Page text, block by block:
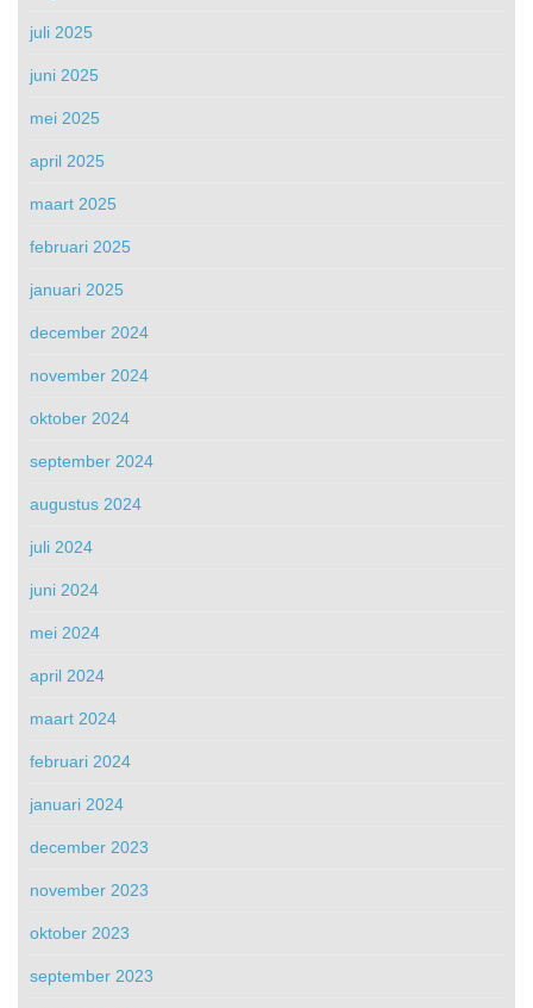
juli 2025
juni 2025
mei 2025
april 2025
maart 2025
februari 2025
januari 2025
december 2024
november 2024
oktober 2024
september 2024
augustus 2024
juli 2024
juni 2024
mei 2024
april 2024
maart 2024
februari 2024
januari 2024
december 2023
november 2023
oktober 2023
september 2023